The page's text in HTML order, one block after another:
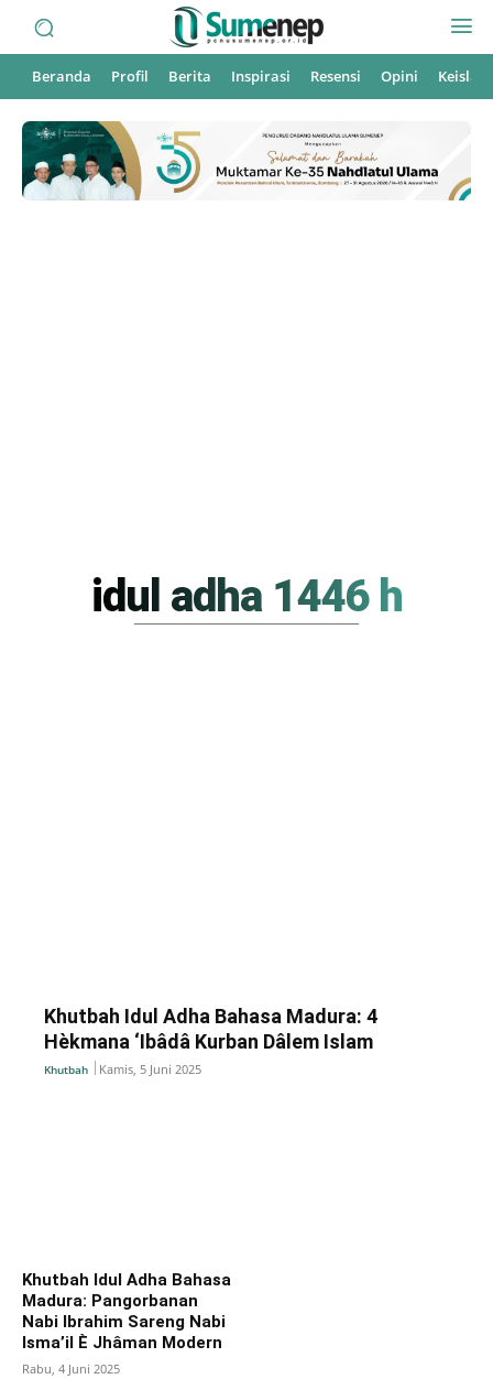
Beranda Profil Berita Inspirasi Resensi Opini
idul adha 1446 h
Khutbah Idul Adha Bahasa Madura: 4
Hèkmana ‘Ibâdâ Kurban Dâlem Islam
Khutbah Kamis, 5 Juni 2025
Khutbah Idul Adha Bahasa
Madura: Pangorbanan
Nabi Ibrahim Sareng Nabi
Isma’il È Jhâman Modern
Rabu, 4 Juni 2025